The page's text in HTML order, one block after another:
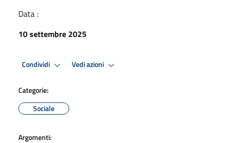
Data :
10 settembre 2025
Condividi Vedi azioni
Categorie:
Sociale
Argomenti: